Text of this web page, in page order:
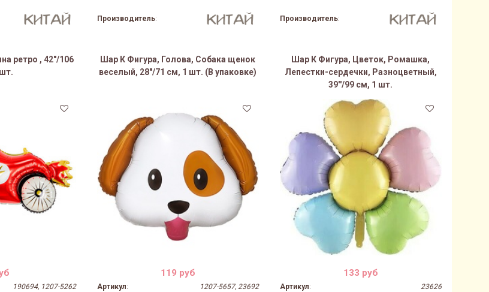
Производитель: Производитель:
ретро , 42"/106
190694, 1207-5262
Шар К Фигура, Голова, Собака щенок
веселый, 28"/71 см, 1 шт. (В упаковке)
119 руб
Артикул:
1207-5657, 23692
Шар К Фигура, Цветок, Ромашка,
Лепестки-сердечки, Разноцветный,
39''/99 см, 1 шт.
133 руб
Артикул:
23626